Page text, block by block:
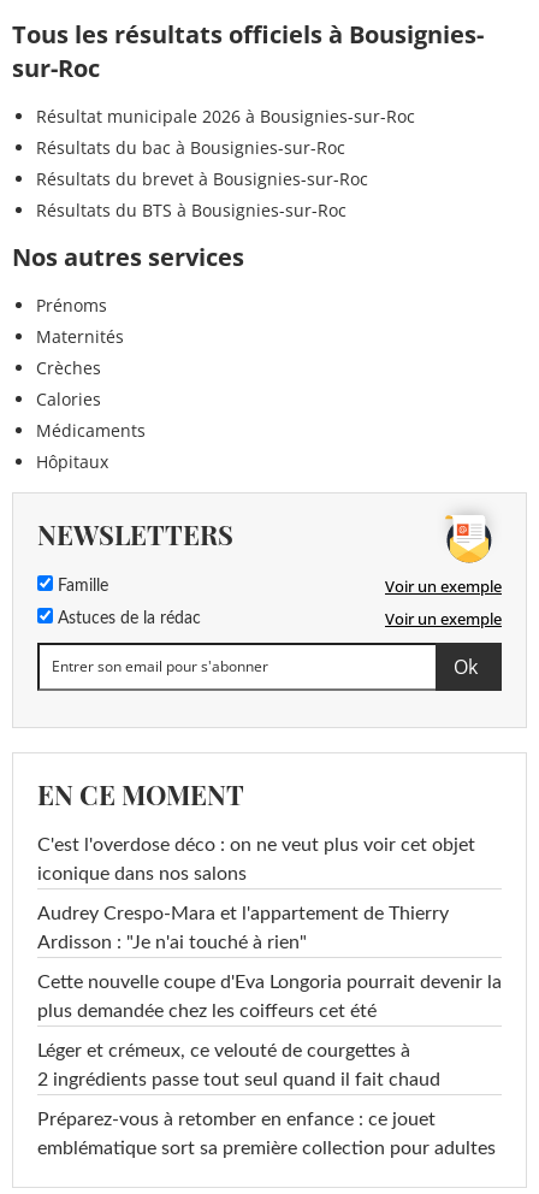
Tous les résultats officiels à Bousignies-
sur-Roc
Résultat municipale 2026 à Bousignies-sur-Roc
Résultats du bac à Bousignies-sur-Roc
Résultats du brevet à Bousignies-sur-Roc
Résultats du BTS à Bousignies-sur-Roc
Nos autres services
Prénoms
Maternités
Crèches
Calories
Médicaments
Hôpitaux
NEWSLETTERS
Famille Voir un exemple
Astuces de la rédac Voir un exemple
EN CE MOMENT
C'est l'overdose déco : on ne veut plus voir cet objet
iconique dans nos salons
Audrey Crespo-Mara et l'appartement de Thierry
Ardisson : "Je n'ai touché à rien"
Cette nouvelle coupe d'Eva Longoria pourrait devenir la
plus demandée chez les coiffeurs cet été
Léger et crémeux, ce velouté de courgettes à
2 ingrédients passe tout seul quand il fait chaud
Préparez-vous à retomber en enfance : ce jouet
emblématique sort sa première collection pour adultes